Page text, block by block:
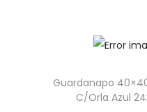
Guardanapo
C/Orla Azul